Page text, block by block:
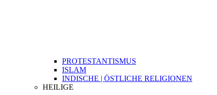
PROTESTANTISMUS
ISLAM
INDISCHE | ÖSTLICHE RELIGIONEN
HEILIGE